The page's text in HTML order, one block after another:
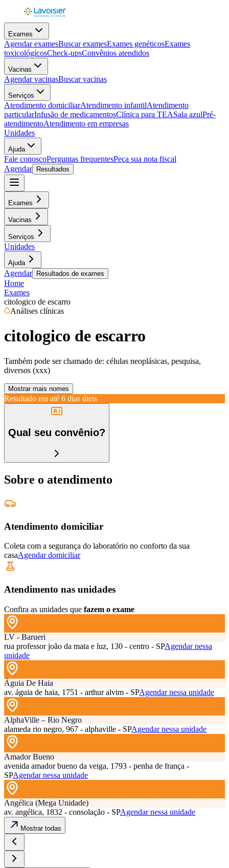
Exames
Agendar examesBuscar examesExames genéticosExames
toxicológicosCheck-upsConvênios atendidos
Vacinas
Agendar vacinasBuscar vacinas
Serviços
Atendimento domiciliarAtendimento infantilAtendimento
particularInfusão de medicamentosClínica para TEASala azulPré-
atendimentoAtendimento em empresas
Unidades
Ajuda
Fale conoscoPerguntas frequentesPeça sua nota fiscal
Agendar
Resultados
Exames
Vacinas
Serviços
Unidades
Ajuda
Agendar Resultados de exames
Home
Exames
citologico de escarro
Análises clínicas
citologico de escarro
Também pode ser chamado de: células neoplásicas, pesquisa,
diversos (xxx)
Mostrar mais nomes
Resultado em até 6 dias úteis
Qual seu convênio?
Sobre o atendimento
Atendimento domiciliar
Coleta com a segurança do laboratório no conforto da sua
casaAgendar domiciliar
Atendimento nas unidades
Confira as unidades que fazem o exame
LV - Barueri
rua professor joão da mata e luz, 130 - centro - SPAgendar nessa
unidade
Águia De Haia
av. águia de haia, 1751 - arthur alvim - SPAgendar nessa unidade
AlphaVille – Rio Negro
alameda rio negro, 967 - alphaville - SPAgendar nessa unidade
Amador Bueno
avenida amador bueno da veiga, 1793 - penha de frança -
SPAgendar nessa unidade
Angélica (Mega Unidade)
av. angélica, 1832 - consolação - SPAgendar nessa unidade
Mostrar todas